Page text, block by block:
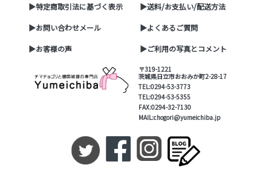
▶特定商取引法に基づく表示 ▶送料/お支払い/配送方法
▶お問い合わせメール ▶よくあるご質問
▶お客様の声 ▶ご利用の写真とコメント
〒319-1221
茨城県日立市おおみか町2-28-17
TEL:0294-53-3773
TEL:0294-53-5355
FAX:0294-32-7130
MAIL:chogori@yumeichiba.jp